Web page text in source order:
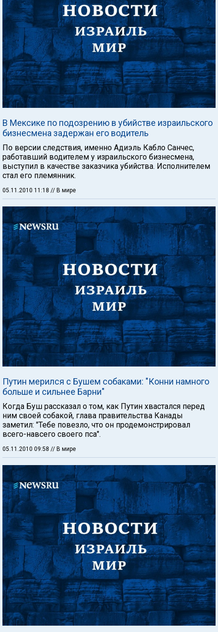
В Мексике по подозрению в убийстве израильского
бизнесмена задержан его водитель
По версии следствия, именно Адиэль Кабло Санчес,
работавший водителем у израильского бизнесмена,
выступил в качестве заказчика убийства. Исполнителем
стал его племянник.
05.11.2010 11:18 // В мире
Путин мерился с Бушем собаками: "Конни намного
больше и сильнее Барни"
Когда Буш рассказал о том, как Путин хвастался перед
ним своей собакой, глава правительства Канады
заметил: "Тебе повезло, что он продемонстрировал
всего-навсего своего пса".
05.11.2010 09:58 // В мире